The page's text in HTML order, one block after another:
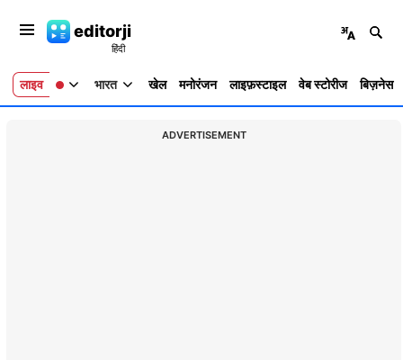
editorji
लाइव भारत खेल मनोरंजन लाइफ़स्टाइल वेब स्टोरीज बिज़नेस
ADVERTISEMENT